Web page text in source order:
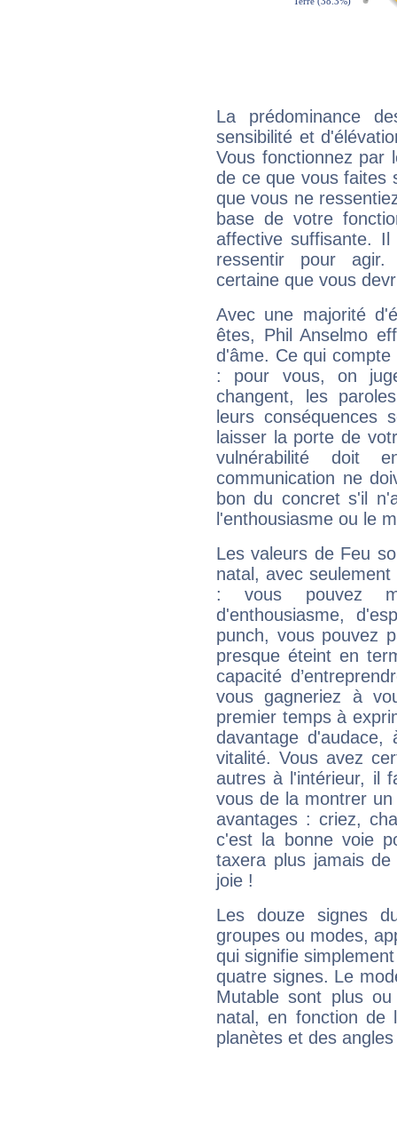
La prédominance
sensibilité et
Vous fonctionnez
de ce que vous faites
que vous ne
base de votre
affective suffisante.
ressentir pour agir.
certaine que vous
Avec une majorité
êtes, Phil Anselmo
d'âme. Ce qui
: pour vous, on
changent, les
leurs conséquences
laisser la porte de
vulnérabilité doit
communication ne
bon du concret s'il
l'enthousiasme ou le
Les valeurs de Feu
natal, avec
: vous pouvez
d'enthousiasme,
punch, vous pouvez
presque éteint en
capacité
vous gagneriez à
premier temps à
davantage
vitalité. Vous avez
autres à l'intérieur, il
vous de la montrer
avantages : criez,
c'est la bonne voie
taxera plus jamais
joie !
Les douze signes
groupes ou modes,
qui signifie
quatre signes. Le
Mutable sont plus
natal, en fonction de
planètes et des